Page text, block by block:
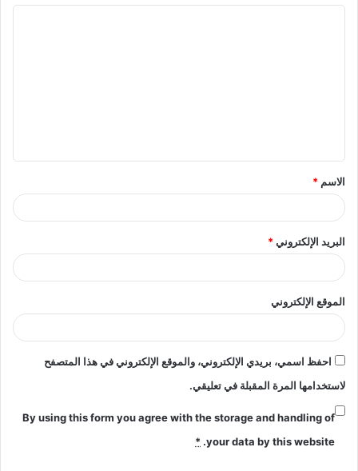
ق
*
الاسم *
البريد الإلكتروني*
الموقع الإلكتروني
احفظ اسمي، بريدي الإلكتروني، والموقع الإلكتروني في هذا المتصفح
لاستخدامها المرة المقبلة في تعليقي.
By using this form you agree with the storage and handling of
your data by this website.
*